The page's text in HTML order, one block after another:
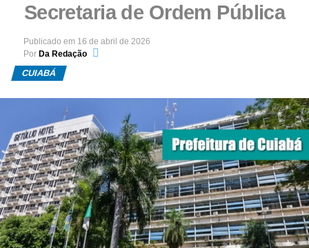
Secretaria de Ordem Pública
Publicado em 16 de abril de 2026
Por Da Redação
CUIABÁ